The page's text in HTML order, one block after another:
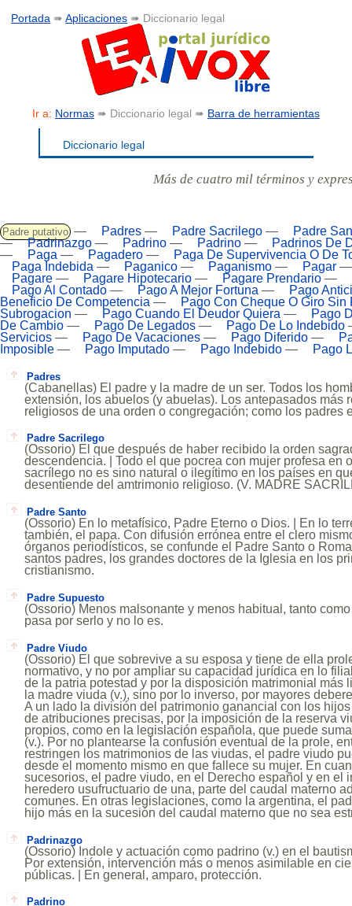
Portada ➠Aplicaciones ➠ Diccionario legal
Ir a: Normas ➠ Diccionario legal ➠ Barra de herramientas
Diccionario legal
Más de cuatro mil términos y
Padre putativo — Padres — Padre Sacrilego —
Padre
—
Padrinazgo — Padrino — Padrino —
Padrinos De
—
Paga — Pagadero —
Paga De Supervivencia O De
Paga Indebida — Paganico — Paganismo — Pagar
Pagare — Pagare Hipotecario — Pagare Prendario —
Pago Al Contado — Pago A Mejor Fortuna —
Pago
Beneficio De Competencia —
Pago Con Cheque O Giro
Subrogacion — Pago Cuando El Deudor Quiera —
Pago
De Cambio — Pago De Legados — Pago De Lo Indebido
Servicios — Pago De Vacaciones — Pago Diferido —
Imposible — Pago Imputado — Pago Indebido — Pago
Padres
(Cabanellas) El padre y la madre de un ser. Todos los
extensión, los abuelos (y abuelas). Los antepasados más
religiosos de una orden o congregación; como los padres
Padre Sacrilego
(Ossorio) El que después de haber recibido la orden
descendencia. | Todo el que pocrea con mujer profesa en
sacrílego no es sino natural o ilegítimo en los países en
desentiende del amtrimonio religioso. (V. MADRE
Padre Santo
(Ossorio) En lo metafísico, Padre Eterno o Dios. | En lo
también, el papa. Con difusión errónea entre el clero
órganos periodísticos, se confunde el Padre Santo o
santos padres, los grandes doctores de la Iglesia en los
cristianismo.
Padre Supuesto
(Ossorio) Menos malsonante y menos habitual, tanto
pasa por serlo y no lo es.
Padre Viudo
(Ossorio) El que sobrevive a su esposa y tiene de ella
normativo, y no por ampliar su capacidad jurídica en lo
de la patria potestad y por la disposición matrimonial más
la madre viuda (v.), sino por lo inverso, por mayores
A un lado la división del patrimonio ganancial con los
de atribuciones precisas, por la imposición de la reserva
propios, como en la legislación española, que puede
(v.). Por no plantearse la confusión eventual de la prole,
restringen los matrimonios de las viudas, el padre viudo
desde el momento mismo en que fallece su mujer. En
sucesorios, el padre viudo, en el Derecho español y en el
heredero usufructuario de una, parte del caudal materno
comunes. En otras legislaciones, como la argentina, el
hijo más en la sucesión del caudal materno que no sea
Padrinazgo
(Ossorio) Indole y actuación como padrino (v.) en el
Por extensión, intervención más o menos asimilable en
públicas. | En general, amparo, protección.
Padrino